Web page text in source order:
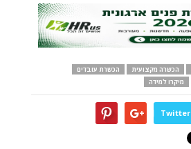
הכשרה מקצועית
הכשרת עובדים
מיקרו למידה
Twitter